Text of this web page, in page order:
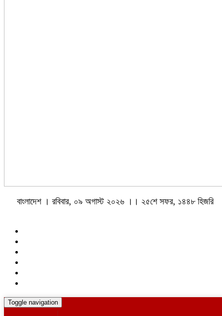
বাংলাদেশ । রবিবার, ০৯ অগাস্ট ২০২৬ ।। ২৫শে সফর, ১৪৪৮ হিজরি
Toggle navigation